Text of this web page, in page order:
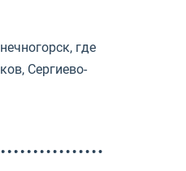
где
Сергиево-